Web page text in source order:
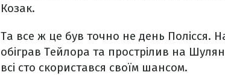
Козак.
Та все ж це був точно не день Полісся.
обіграв Тейлора та прострілив на
всі сто скористався своїм шансом.